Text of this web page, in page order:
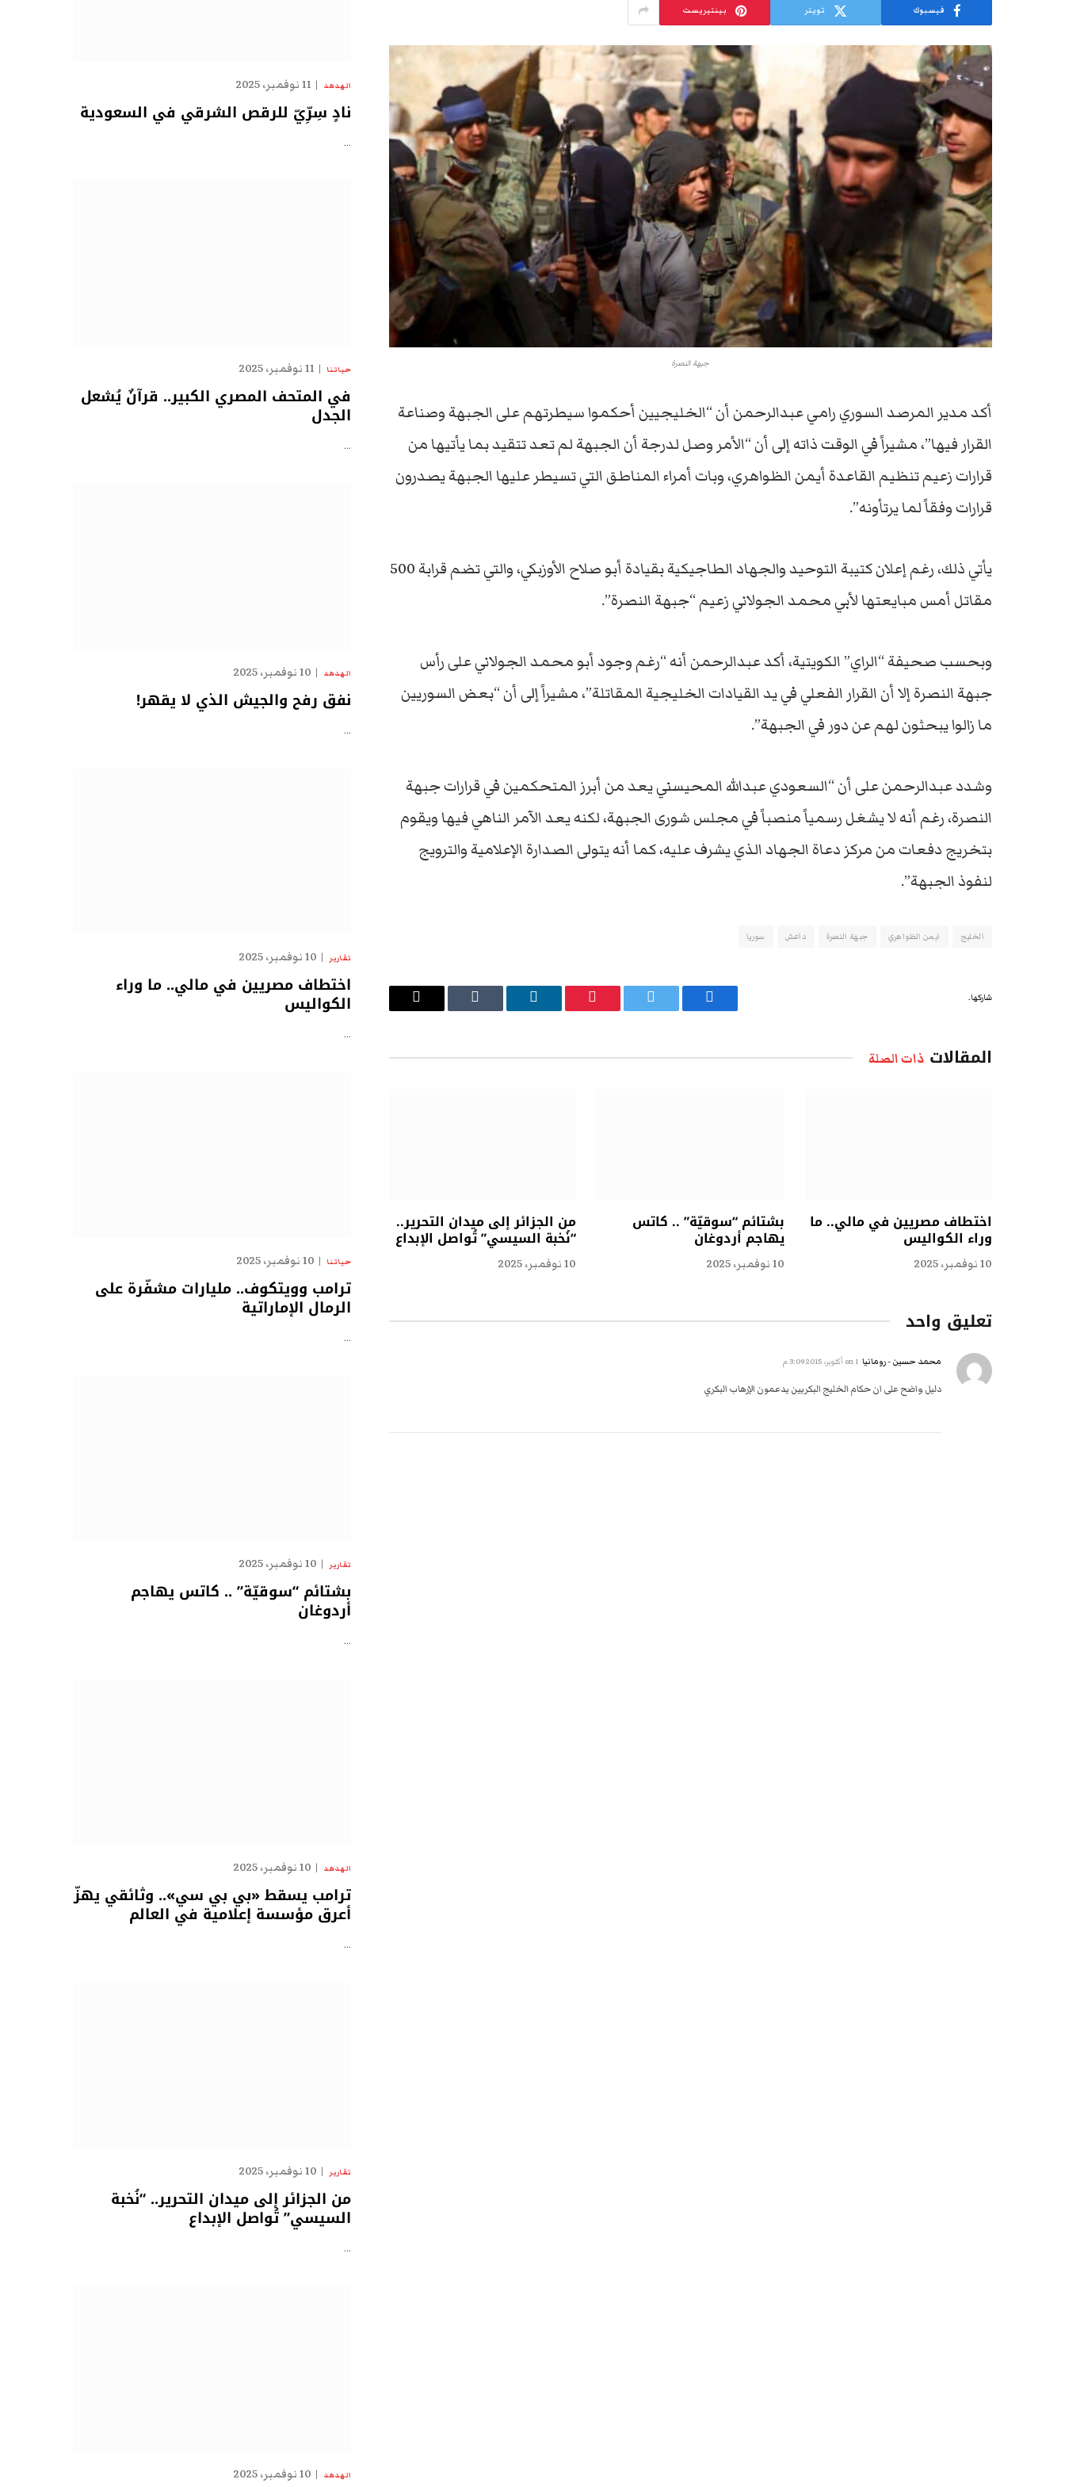
فيسبوك تويتر بينتيريست
جبهة النصرة
أكد مدير المرصد السوري رامي عبدالرحمن أن “الخليجيين أحكموا سيطرتهم على الجبهة وصناعة
القرار فيها”، مشيراً في الوقت ذاته إلى أن “الأمر وصل لدرجة أن الجبهة لم تعد تتقيد بما يأتيها من
قرارات زعيم تنظيم القاعدة أيمن الظواهري، وبات أمراء المناطق التي تسيطر عليها الجبهة يصدرون
قرارات وفقاً لما يرتأونه”.
يأتي ذلك، رغم إعلان كتيبة التوحيد والجهاد الطاجيكية بقيادة أبو صلاح الأوزبكي، والتي تضم قرابة 500
مقاتل أمس مبايعتها لأبي محمد الجولاني زعيم “جبهة النصرة”.
وبحسب صحيفة “الراي” الكويتية، أكد عبدالرحمن أنه “رغم وجود أبو محمد الجولاني على رأس
جبهة النصرة إلا أن القرار الفعلي في يد القيادات الخليجية المقاتلة”، مشيراً إلى أن “بعض السوريين
ما زالوا يبحثون لهم عن دور في الجبهة”.
وشدد عبدالرحمن على أن “السعودي عبدالله المحيسني يعد من أبرز المتحكمين في قرارات جبهة
النصرة، رغم أنه لا يشغل رسمياً منصباً في مجلس شورى الجبهة، لكنه يعد الآمر الناهي فيها ويقوم
بتخريج دفعات من مركز دعاة الجهاد الذي يشرف عليه، كما أنه يتولى الصدارة الإعلامية والترويج
لنفوذ الجبهة”.
الخليج ايمن الظواهري جبهة النصرة داعش سوريا
شاركها.
فيسبوك تويتر بينتيريست لينكدإن Tumblr
البريد
المقالات ذات الصلة
اختطاف مصريين في مالي.. ما
وراء الكواليس
10 نوفمبر، 2025
بشتائم “سوقيّة” .. كاتس
يهاجم أردوغان
10 نوفمبر، 2025
من الجزائر إلى ميدان التحرير..
“نُخبة السيسي” تُواصل الإبداع
10 نوفمبر، 2025
تعليق واحد
محمد حسين - رومانيا 1 أكتوبر، 2015 3:09 م
دليل واضح على ان حكام الخليج البكريين يدعمون الإرهاب البكري
الهدهد 11 نوفمبر، 2025
نادٍ سِرِّيّ للرقص الشرقي في السعودية
…
حياتنا 11 نوفمبر، 2025
في المتحف المصري الكبير.. قرآنٌ يُشعل
الجدل
…
الهدهد 10 نوفمبر، 2025
نفق رفح والجيش الذي لا يقهر!
…
تقارير 10 نوفمبر، 2025
اختطاف مصريين في مالي.. ما وراء
الكواليس
…
حياتنا 10 نوفمبر، 2025
ترامب وويتكوف.. مليارات مشفّرة على
الرمال الإماراتية
…
تقارير 10 نوفمبر، 2025
بشتائم “سوقيّة” .. كاتس يهاجم
أردوغان
…
الهدهد 10 نوفمبر، 2025
ترامب يسقط «بي بي سي».. وثائقي يهزّ
أعرق مؤسسة إعلامية في العالم
…
تقارير 10 نوفمبر، 2025
من الجزائر إلى ميدان التحرير.. “نُخبة
السيسي” تُواصل الإبداع
…
الهدهد 10 نوفمبر، 2025